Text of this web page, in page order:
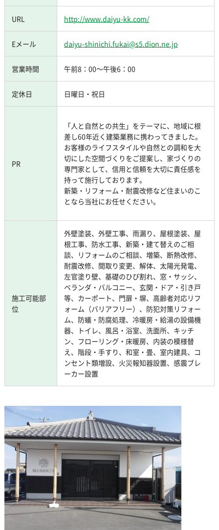
URL http://www.daiyu-kk.com/
Eメール daiyu-shinichi.fukai@s5.dion.ne.jp
営業時間 午前8：00～午後6：00
定休日 日曜日・祝日
PR
「人と自然との共生」をテーマに、地域に根
差し60年近く建築業務に携わってきました。
お客様のライフスタイルや自然との調和を大
切にした空間づくりをご提案し、家づくりの
専門家として、信用と信頼を大切に責任感を
持って施行しております。
新築・リフォーム・耐震改修など住まいのこ
となら当社にお任せください。
施工可能部
位
外壁塗装、外壁工事、雨漏り、屋根塗装、屋
根工事、防水工事、新築・建て替えのご相
談、リフォームのご相談、増築、断熱改修、
耐震改修、間取り変更、解体、太陽光発電、
左官塗り壁、基礎のひび割れ、窓・サッシ、
ベランダ・バルコニー、玄関・ドア・引き戸
等、カーポート、門扉・塀、高齢者対応リフ
ォーム（バリアフリー）、防犯対策リフォー
ム、防蟻・防腐処理、冷暖房・給湯の設備機
器、トイレ、風呂・浴室、洗面所、キッチ
ン、フローリング・床暖房、内装の模様替
え、階段・手すり、和室・畳、室内建具、コ
ンセント類増設、火災報知器設置、感震ブレ
ーカー設置